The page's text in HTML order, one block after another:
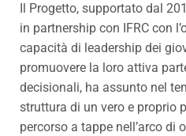
Il Progetto, supportato dal
in partnership con IFRC con
capacità di leadership dei
promuovere la loro attiva
decisionali, ha assunto nel
struttura di un vero e proprio
percorso a tappe nell’arco di